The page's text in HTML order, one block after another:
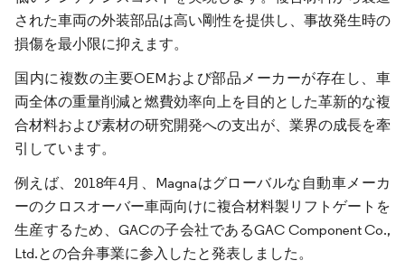
された車両の外装部品は高い剛性を提供し、事故発生時の
損傷を最小限に抑えます。
国内に複数の主要OEMおよび部品メーカーが存在し、車
両全体の重量削減と燃費効率向上を目的とした革新的な複
合材料および素材の研究開発への支出が、業界の成長を牽
引しています。
例えば、2018年4月、Magnaはグローバルな自動車メーカ
ーのクロスオーバー車両向けに複合材料製リフトゲートを
生産するため、GACの子会社であるGAC Component Co.,
Ltd.との合弁事業に参入したと発表しました。